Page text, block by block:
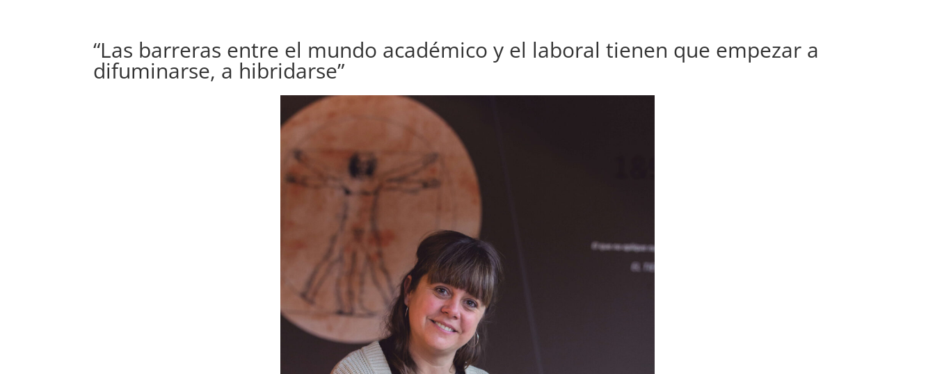
“Las barreras entre el mundo académico y el laboral tienen que empezar a
difuminarse, a hibridarse”